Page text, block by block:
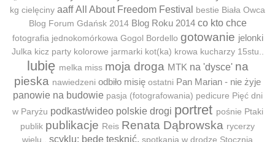
kg cielęciny aaff All About Freedom Festival bestie Biała Owca
Blog Forum Gdańsk 2014 Blog Roku 2014 co kto chce
fotografia jednokomórkowa Gogol Bordello gotowanie jelonki
Julka kicz party kolorowe jarmarki kot(ka) krowa kucharzy 15stu..
lubię melka miss moja droga MTK na 'dysce' na
pieska nawiedzeni odbiło misię ostatni Pan Marian - nie żyje
panowie na budowie pasja (fotografowania) pedicure Pięć dni
w Paryżu podkast/wideo polskie drogi portret pośnie Ptaki
publik publikacje Reis Renata Dąbrowska rycerzy
wielu..
scyklu: będę tęsknić. spotkania w drodze Stocznia